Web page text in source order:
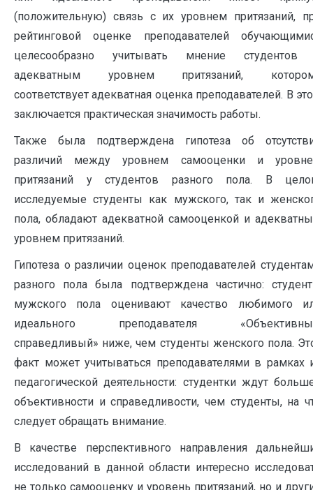
(положительную) связь с их уровнем притязаний,
рейтинговой оценке преподавателей
целесообразно учитывать мнение студентов
адекватным уровнем притязаний,
соответствует адекватная оценка преподавателей. В
заключается практическая значимость работы.
Также была подтверждена гипотеза об
различий между уровнем самооценки и
притязаний у студентов разного пола. В
исследуемые студенты как мужского, так и
пола, обладают адекватной самооценкой и
уровнем притязаний.
Гипотеза о различии оценок преподавателей
разного пола была подтверждена частично:
мужского пола оценивают качество любимого
идеального преподавателя
справедливый» ниже, чем студенты женского пола.
факт может учитываться преподавателями в рамках
педагогической деятельности: студентки ждут
объективности и справедливости, чем студенты, на
следует обращать внимание.
В качестве перспективного направления
исследований в данной области интересно
не только самооценку и уровень притязаний, но и